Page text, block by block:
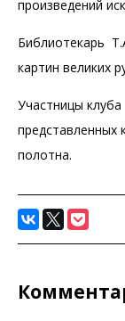
произведений
Библиотекарь
картин великих
Участницы
представленных
полотна.